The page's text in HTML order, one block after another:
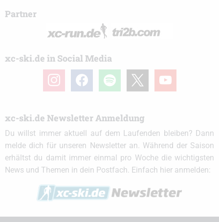
Partner
xc-ski.de in Social Media
instagramfacebook spotify youtube
xc-ski.de Newsletter Anmeldung
Du willst immer aktuell auf dem Laufenden bleiben? Dann
melde dich für unseren Newsletter an. Während der Saison
erhältst du damit immer einmal pro Woche die wichtigsten
News und Themen in dein Postfach. Einfach hier anmelden: